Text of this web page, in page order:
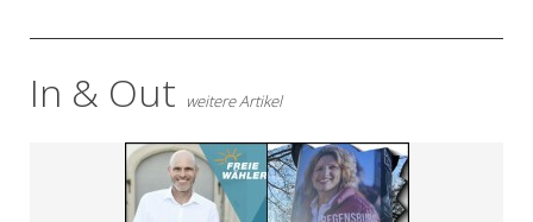
In & Out weitere Artikel